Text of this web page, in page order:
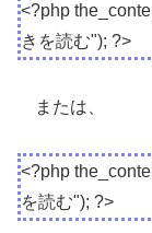
<?php
きを読む"); ?>
または、
<?php
を読む"); ?>